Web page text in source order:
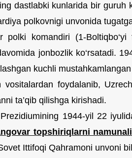
dastlabki kunlarida bir guruh
polkovnigi unvonida
polki komandiri (1-
jonbozlik ko‘rsatadi.
kuchli
vositalardan foydalanib,
ta’qib qilishga kirishadi.
1944-yil 22
topshiriqlarni
Ittifoqi Qahramoni unvoni